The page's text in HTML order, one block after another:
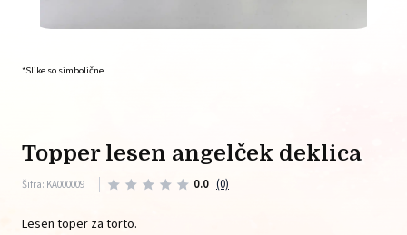
*Slike so simbolične.
topper lesen angelček deklica
Šifra: KA000009 0.0 (0)
Lesen toper za torto.